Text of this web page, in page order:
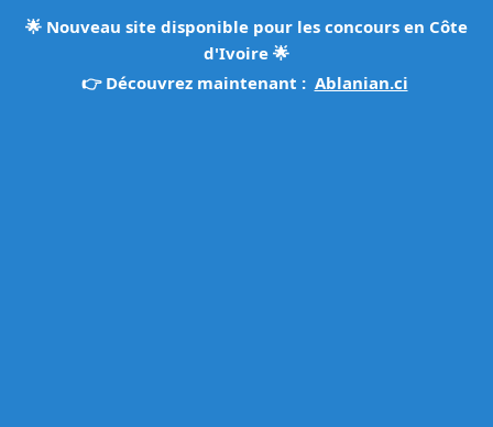
🌟 Nouveau site disponible pour les concours en Côte
d'Ivoire 🌟
👉 Découvrez maintenant : Ablanian.ci